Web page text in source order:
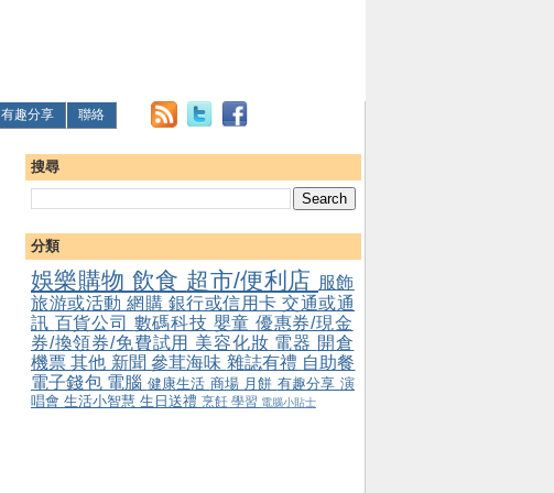
有趣分享 聯絡
搜尋
分類
娛樂購物 飲食 超市/便利店 服飾
旅游或活動 網購 銀行或信用卡 交通或通
訊 百貨公司 數碼科技 嬰童 優惠券/現金
券/換領券/免費試用 美容化妝 電器 開倉
機票其他 新聞參茸海味 雜誌有禮 自助餐
電子錢包 電腦 健康生活 商場 月餅 有趣分享 演
唱會 生活小智慧 生日送禮 烹飪 學習 電腦小貼士